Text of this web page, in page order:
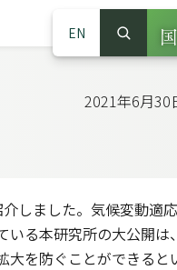
EN
サ
検索
2021年6月30
しました。気候変動適
る本研究所の大公開は、
大を防ぐことができると